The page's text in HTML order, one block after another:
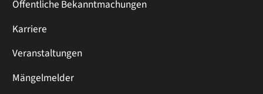
Öffentliche Bekanntmachungen
Karriere
Veranstaltungen
Mängelmelder